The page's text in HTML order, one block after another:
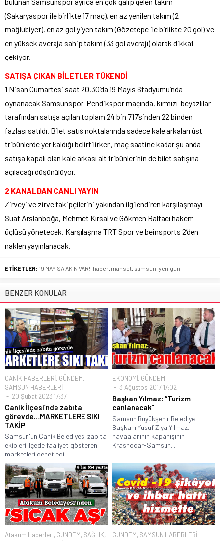
(Sakaryaspor ile birlikte 17 maç), en az yenilen takım (2
mağlubiyet), en az gol yiyen takım (Gözetepe ile birlikte 20 gol) ve
en yüksek averaja sahip takım (33 gol averajı) olarak dikkat
çekiyor.
SATIŞA ÇIKAN BİLETLER TÜKENDİ
1 Nisan Cumartesi saat 20.30’da 19 Mayıs Stadyumu’nda
oynanacak Samsunspor-Pendikspor maçında, kırmızı-beyazlılar
tarafından satışa açılan toplam 24 bin 717’sinden 22 binden
fazlası satıldı. Bilet satış noktalarında sadece kale arkaları üst
tribünlerde yer kaldığı belirtilirken, maç saatine kadar şu anda
satışa kapalı olan kale arkası alt tribünlerinin de bilet satışına
açılacağı düşünülüyor.
2 KANALDAN CANLI YAYIN
Zirveyi ve zirve takipçilerini yakından ilgilendiren karşılaşmayı
Suat Arslanboğa, Mehmet Kırsal ve Gökmen Baltacı hakem
üçlüsü yönetecek. Karşılaşma TRT Spor ve beinsports 2’den
naklen yayınlanacak.
ETİKETLER: 19 MAYIS'A AKIN VAR!, haber, manset, samsun, yenigün
BENZER KONULAR
CANİK HABERLERİ, GÜNDEM,
SAMSUN HABERLERİ
20 Şubat 2023 17:37
Canik İlçesi’nde zabıta
görevde…MARKETLERE SIKI
TAKİP
Samsun'un Canik Belediyesi zabıta
ekipleri ilçede faaliyet gösteren
marketleri denetledi
EKONOMİ, GÜNDEM
3 Ağustos 2017 17:02
Başkan Yılmaz: “Turizm
canlanacak”
Samsun Büyükşehir Belediye
Başkanı Yusuf Ziya Yılmaz,
havaalanının kapanışının
Krasnodar-Samsun...
Atakum Haberleri, GÜNDEM, SAĞLIK,
GÜNDEM, SAMSUN HABERLERİ